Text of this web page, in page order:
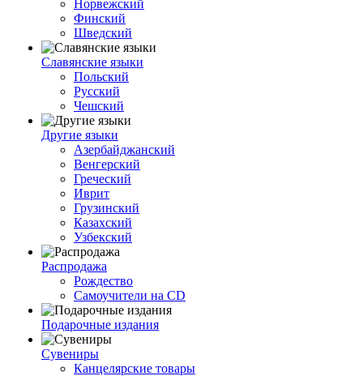
Норвежский
Финский
Шведский
Славянские языки
Польский
Русский
Чешский
Другие языки
Азербайджанский
Венгерский
Греческий
Иврит
Грузинский
Казахский
Узбекский
Распродажа
Рождество
Самоучители на CD
Подарочные издания
Сувениры
Канцелярские товары